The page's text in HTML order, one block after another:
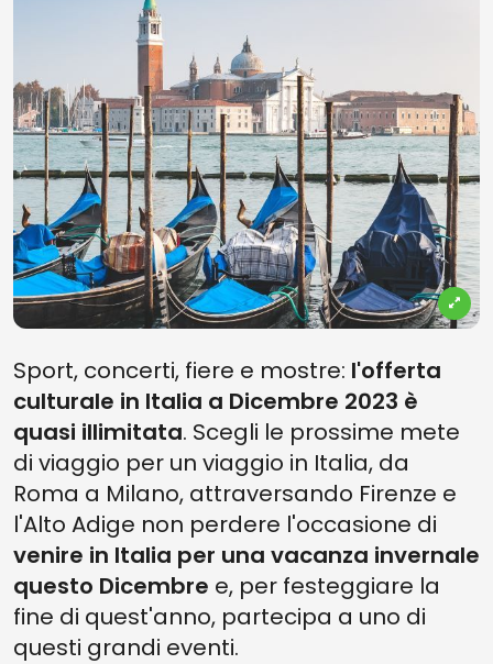
Sport, concerti, fiere e mostre: l'offerta
culturale in Italia a Dicembre 2023 è
quasi illimitata. Scegli le prossime mete
di viaggio per un viaggio in Italia, da
Roma a Milano, attraversando Firenze e
l'Alto Adige non perdere l'occasione di
venire in Italia per una vacanza invernale
questo Dicembre e, per festeggiare la
fine di quest'anno, partecipa a uno di
questi grandi eventi.